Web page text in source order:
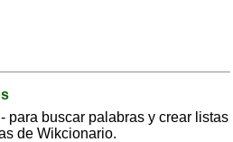
- para buscar palabras y crear listas
de Wikcionario.